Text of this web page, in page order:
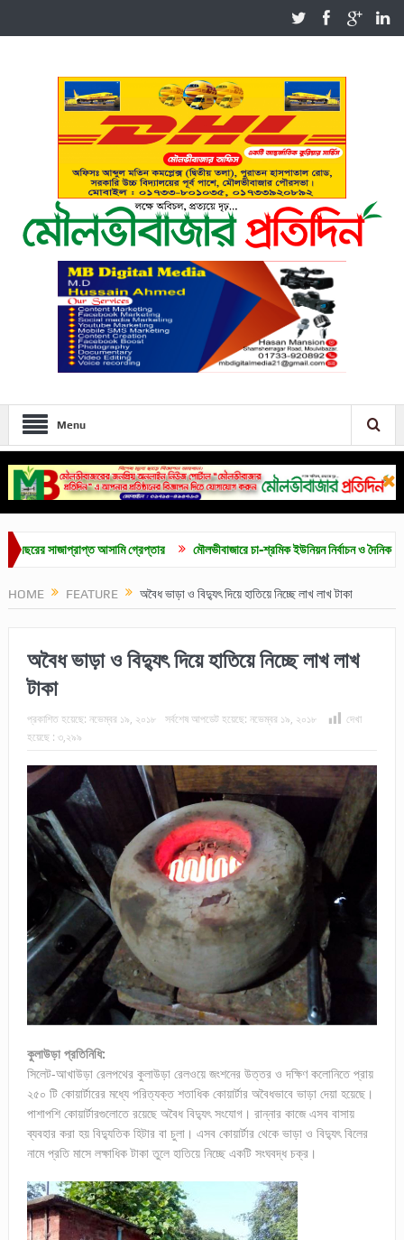
Menu
সাজাপ্রাপ্ত আসামি গ্রেপ্তার মৌলভীবাজারে চা-শ্রমিক ইউনিয়ন নির্বাচন ও দৈনিক ৫০০ টাকা
HOME FEATURE অবৈধ ভাড়া ও বিদ্যুৎ দিয়ে হাতিয়ে নিচ্ছে লাখ লাখ টাকা
অবৈধ ভাড়া ও বিদ্যুৎ দিয়ে হাতিয়ে নিচ্ছে লাখ লাখ
টাকা
প্রকাশিত হয়েছে: নভেম্বর ১৯, ২০১৮ সর্বশেষ আপডেট হয়েছে: নভেম্বর ১৯, ২০১৮
দেখা
হয়েছে : ৩,২৯৯
কুলাউড়া প্রতিনিধি:
সিলেট-আখাউড়া রেলপথের কুলাউড়া রেলওয়ে জংশনের উত্তর ও দক্ষিণ কলোনিতে প্রায়
২৫০ টি কোয়ার্টারের মধ্যে পরিত্যক্ত শতাধিক কোয়ার্টার অবৈধভাবে ভাড়া দেয়া হয়েছে।
পাশাপশি কোয়ার্টারগুলোতে রয়েছে অবৈধ বিদ্যুৎ সংযোগ। রান্নার কাজে এসব বাসায়
ব্যবহার করা হয় বিদ্যুতিক হিটার বা চুলা। এসব কোয়ার্টার থেকে ভাড়া ও বিদ্যুৎ বিলের
নামে প্রতি মাসে লক্ষাধিক টাকা তুলে হাতিয়ে নিচ্ছে একটি সংঘবদ্ধ চক্র।